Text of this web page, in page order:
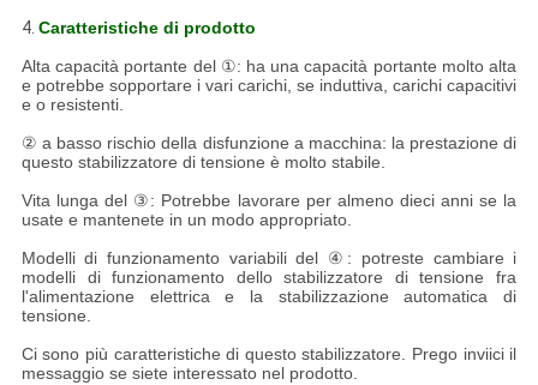
4. Caratteristiche di prodotto
Alta capacità portante del ①: ha una capacità portante molto alta
e potrebbe sopportare i vari carichi, se induttiva, carichi capacitivi
e o resistenti.
② a basso rischio della disfunzione a macchina: la prestazione di
questo stabilizzatore di tensione è molto stabile.
Vita lunga del ③: Potrebbe lavorare per almeno dieci anni se la
usate e mantenete in un modo appropriato.
Modelli di funzionamento variabili del ④: potreste cambiare i
modelli di funzionamento dello stabilizzatore di tensione fra
l'alimentazione elettrica e la stabilizzazione automatica di
tensione.
Ci sono più caratteristiche di questo stabilizzatore. Prego inviici il
messaggio se siete interessato nel prodotto.